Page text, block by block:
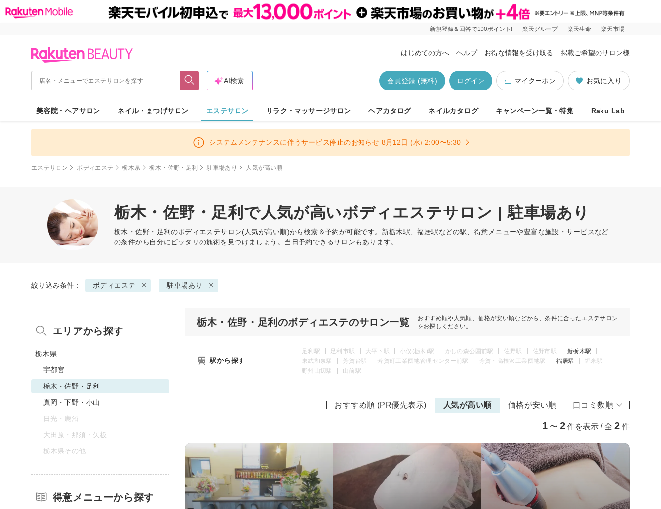
新規登録＆回答で100ポイント! 楽天グループ 楽天生命 楽天市場
はじめての方へ ヘルプ お得な情報を受け取る 掲載ご希望のサロン様
お気に入り
マイクーポン
ログイン
会員登録 (無料)
AI検索
美容院・ヘアサロン ネイル・まつげサロン エステサロン リラク・マッサージサロン ヘアカタログ ネイルカタログ キャンペーン一覧・特集 Raku Lab
システムメンテナンスに伴うサービス停止のお知らせ 8月12日 (水) 2:00〜5:30
エステサロン ボディエステ 栃木県 栃木・佐野・足利 駐車場あり 人気が高い順
栃木・佐野・足利で人気が高いボディエステサロン | 駐車場あり
栃木・佐野・足利のボディエステサロン(人気が高い順)から検索＆予約が可能です。新栃木駅、福居駅などの駅、得意メニューや豊富な施設・サービスなど
の条件から自分にピッタリの施術を見つけましょう。当日予約できるサロンもあります。
絞り込み条件： ボディエステ 駐車場あり
栃木・佐野・足利のボディエステのサロン一覧
おすすめ順や人気順、価格が安い順などから、条件に合ったエステサロン
をお探しください。
駅から探す
足利駅 足利市駅 大平下駅 小俣(栃木)駅 かしの森公園前駅 佐野駅 佐野市駅
新栃木駅
東武和泉駅
芳賀台駅 芳賀町工業団地管理センター前駅 芳賀・高根沢工業団地駅 福居駅
堀米駅
野州山辺駅
山前駅
おすすめ順 (PR優先表示) 人気が高い順 価格が安い順 口コミ数順
1 〜 2 件を表示 / 全 2 件
エリアから探す
栃木県
宇都宮
栃木・佐野・足利
真岡・下野・小山
日光・鹿沼
大田原・那須・矢板
栃木県その他
得意メニューから探す